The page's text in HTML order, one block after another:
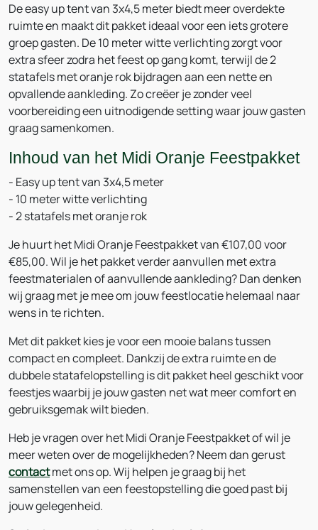
De easy up tent van 3x4,5 meter biedt meer overdekte
ruimte en maakt dit pakket ideaal voor een iets grotere
groep gasten. De 10 meter witte verlichting zorgt voor
extra sfeer zodra het feest op gang komt, terwijl de 2
statafels met oranje rok bijdragen aan een nette en
opvallende aankleding. Zo creëer je zonder veel
voorbereiding een uitnodigende setting waar jouw gasten
graag samenkomen.
Inhoud van het Midi Oranje Feestpakket
- Easy up tent van 3x4,5 meter
- 10 meter witte verlichting
- 2 statafels met oranje rok
Je huurt het Midi Oranje Feestpakket van €107,00 voor
€85,00. Wil je het pakket verder aanvullen met extra
feestmaterialen of aanvullende aankleding? Dan denken
wij graag met je mee om jouw feestlocatie helemaal naar
wens in te richten.
Met dit pakket kies je voor een mooie balans tussen
compact en compleet. Dankzij de extra ruimte en de
dubbele statafelopstelling is dit pakket heel geschikt voor
feestjes waarbij je jouw gasten net wat meer comfort en
gebruiksgemak wilt bieden.
Heb je vragen over het Midi Oranje Feestpakket of wil je
meer weten over de mogelijkheden? Neem dan gerust
contactmet ons op. Wij helpen je graag bij het
samenstellen van een feestopstelling die goed past bij
jouw gelegenheid.